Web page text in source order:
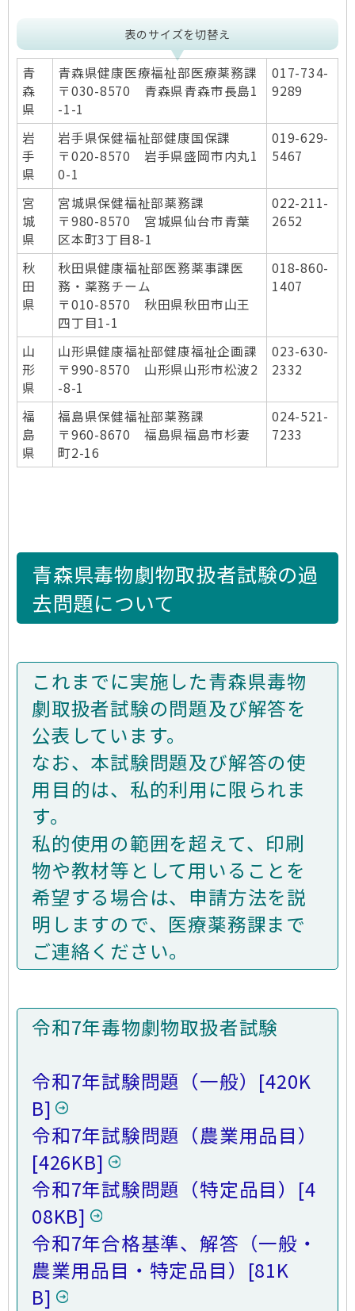
表のサイズを切替え
青
森
県
青森県健康医療福祉部医療薬務課
〒030-8570 青森県青森市長島1
-1-1
017-734-
9289
岩
手
県
岩手県保健福祉部健康国保課
〒020-8570 岩手県盛岡市内丸1
0-1
019-629-
5467
宮
城
県
宮城県保健福祉部薬務課
〒980-8570 宮城県仙台市青葉
区本町3丁目8-1
022-211-
2652
秋
田
県
秋田県健康福祉部医務薬事課医
務・薬務チーム
〒010-8570 秋田県秋田市山王
四丁目1-1
018-860-
1407
山
形
県
山形県健康福祉部健康福祉企画課
〒990-8570 山形県山形市松波2
-8-1
023-630-
2332
福
島
県
福島県保健福祉部薬務課
〒960-8670 福島県福島市杉妻
町2-16
024-521-
7233
青森県毒物劇物取扱者試験の過
去問題について
これまでに実施した青森県毒物
劇取扱者試験の問題及び解答を
公表しています。
なお、本試験問題及び解答の使
用目的は、私的利用に限られま
す。
私的使用の範囲を超えて、印刷
物や教材等として用いることを
希望する場合は、申請方法を説
明しますので、医療薬務課まで
ご連絡ください。
令和7年毒物劇物取扱者試験
令和7年試験問題（一般） [420K
B]
令和7年試験問題（農業用品目）
[426KB]
令和7年試験問題（特定品目） [4
08KB]
令和7年合格基準、解答（一般・
農業用品目・特定品目） [81K
B]